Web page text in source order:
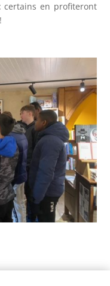
certains en profiteront